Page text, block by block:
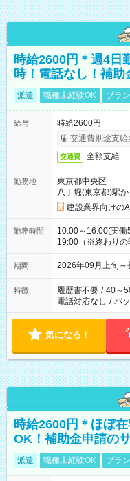
時給2600円＊週4日
時！電話なし！補助
派遣 職種未経験OK ブラ
給与
時給2600円
交通費別途支給
交通費 全額支給
勤務地
東京都中央区
八丁堀(東京都)駅
建設業界向けの
勤務時間
10:00～16:00(実
19:00（※終わりの
期間 2026年09月上旬
特徴 履歴書不要 / 40～
電話対応なし / パ
気になる！
時給2600円＊ほぼ
OK！補助金申請の
派遣 職種未経験OK ブラ